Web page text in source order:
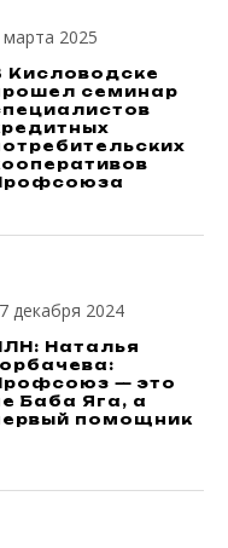
марта 2025
Кисловодске
семинар
декабря 2024
Наталья
— это
Баба Яга, а
помощник